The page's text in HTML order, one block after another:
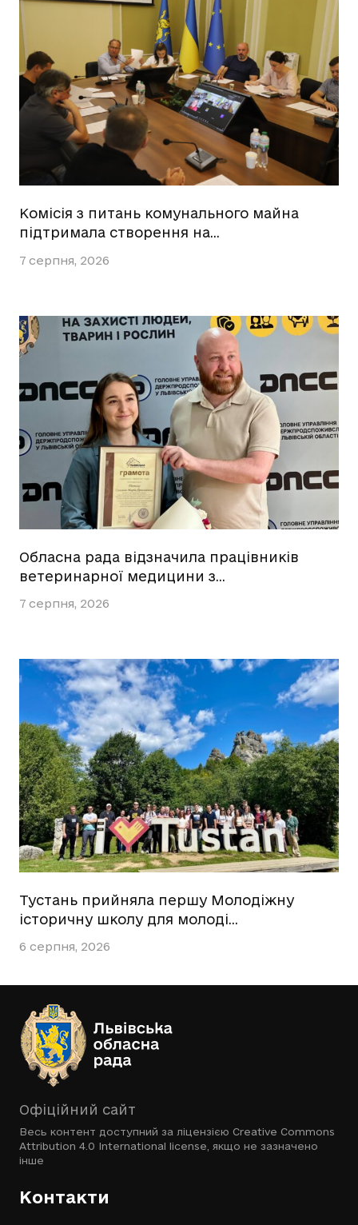
Комісія з питань комунального майна
підтримала створення на…
7 серпня, 2026
Обласна рада відзначила працівників
ветеринарної медицини з…
7 серпня, 2026
Тустань прийняла першу Молодіжну
історичну школу для молоді…
6 серпня, 2026
Офіційний сайт
Весь контент доступний за ліцензією Creative Commons
Attribution 4.0 International license , якщо не зазначено
інше
Контакти